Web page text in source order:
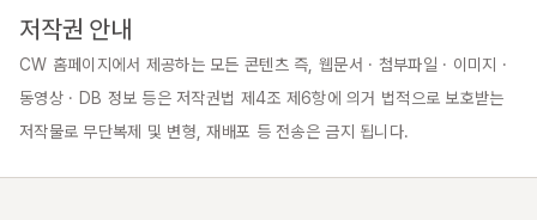
저작권 안내
CW 홈페이지에서 제공하는 모든 콘텐츠 즉, 웹문서 · 첨부파일 · 이미지 ·
동영상 · DB 정보 등은 저작권법 제4조 제6항에 의거 법적으로 보호받는
저작물로 무단복제 및 변형, 재배포 등 전송은 금지 됩니다.